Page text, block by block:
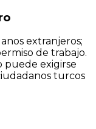
extranjeros;
de trabajo.
puede exigirse
turcos